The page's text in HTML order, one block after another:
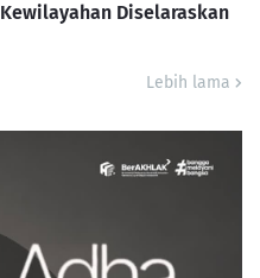
Kewilayahan Diselaraskan
Lebih lama